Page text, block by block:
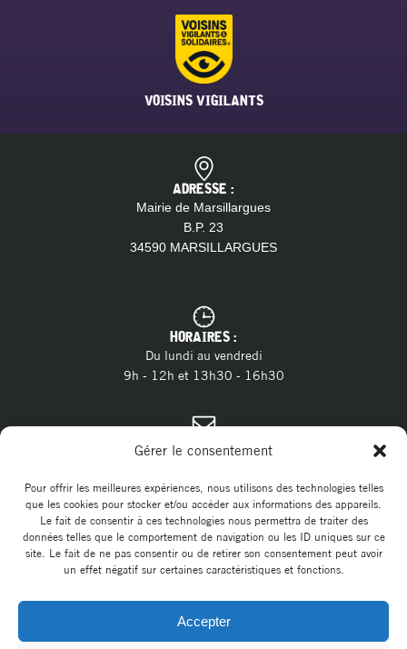
Gérer le consentement
Pour offrir les meilleures expériences, nous utilisons des technologies telles
que les cookies pour stocker et/ou accéder aux informations des appareils.
Le fait de consentir à ces technologies nous permettra de traiter des
données telles que le comportement de navigation ou les ID uniques sur ce
site. Le fait de ne pas consentir ou de retirer son consentement peut avoir
un effet négatif sur certaines caractéristiques et fonctions.
Accepter
VOISINS VIGILANTS
ADRESSE :
Mairie de Marsillargues
B.P. 23
34590 MARSILLARGUES
HORAIRES :
Du lundi au vendredi
9h - 12h et 13h30 - 16h30
CONTACT :
E-mail :contact@marsillargues.fr
Comm'un